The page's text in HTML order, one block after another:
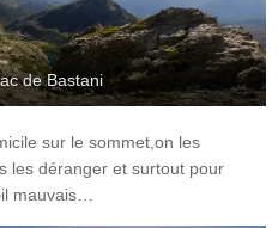
de Bastani
sur le sommet,on les
les déranger et surtout pour
mauvais…